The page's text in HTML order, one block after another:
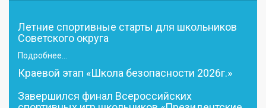
Летние спортивные старты для школьников
Советского округа
Подробнее...
Краевой этап «Школа безопасности 2026г.»
Завершился финал Всероссийских